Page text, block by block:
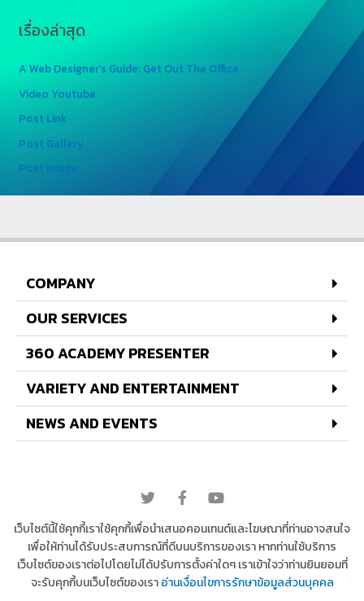
เว็บไซต์นี้ใช้คุกกี้เราใช้คุกกี้เพื่อนำเสนอคอนเทนต์และโฆษณาที่ท่านอาจสนใจ
เพื่อให้ท่านได้รับประสบการณ์ที่ดีบนบริการของเรา หากท่านใช้บริการ
เว็บไซต์ของเราต่อไปโดยไม่ได้ปรับการตั้งค่าใดๆ เราเข้าใจว่าท่านยินยอมที่
จะรับคุกกี้บนเว็บไซต์ของเราอ่านเงื่อนไขการรักษาข้อมูลส่วนบุคคล
เรื่องล่าสุด
A Web Designer’s Guide: Get Out The Office
Video Youtube
Post Link
Post Gallery
Post Image
COMPANY
OUR SERVICES
360 ACADEMY PRESENTER
VARIETY AND ENTERTAINMENT
NEWS AND EVENTS
© 2022 All rights reserved
Copyright © 2026 บริษัท 360 องศา เอ็นเตอร์เทนเม้น